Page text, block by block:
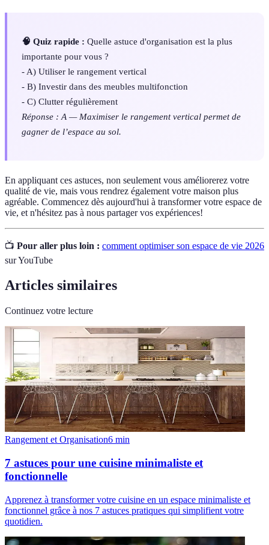
🧠 Quiz rapide : Quelle astuce d'organisation est la plus
importante pour vous ?
- A) Utiliser le rangement vertical
- B) Investir dans des meubles multifonction
- C) Clutter régulièrement
Réponse : A — Maximiser le rangement vertical permet de
gagner de l’espace au sol.
En appliquant ces astuces, non seulement vous améliorerez votre
qualité de vie, mais vous rendrez également votre maison plus
agréable. Commencez dès aujourd'hui à transformer votre espace de
vie, et n'hésitez pas à nous partager vos expériences!
📺 Pour aller plus loin : comment optimiser son espace de vie 2026
sur YouTube
Articles similaires
Continuez votre lecture
Rangement et Organisation6 min
7 astuces pour une cuisine minimaliste et
fonctionnelle
Apprenez à transformer votre cuisine en un espace minimaliste et
fonctionnel grâce à nos 7 astuces pratiques qui simplifient votre
quotidien.